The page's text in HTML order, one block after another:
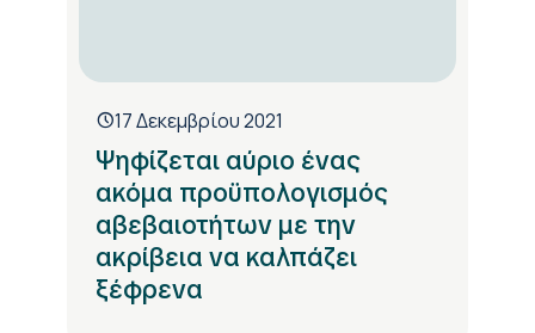
17 Δεκεμβρίου 2021
Ψηφίζεται αύριο ένας
ακόμα προϋπολογισμός
αβεβαιοτήτων με την
ακρίβεια να καλπάζει
ξέφρενα